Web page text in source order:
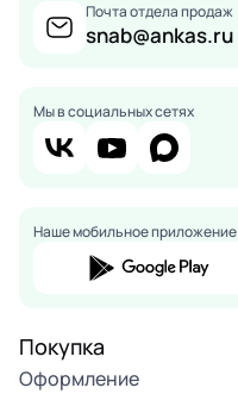
Почта отдела продаж
snab@ankas.ru
Мы в социальных сетях
Наше мобильное приложение
Покупка
Оформление